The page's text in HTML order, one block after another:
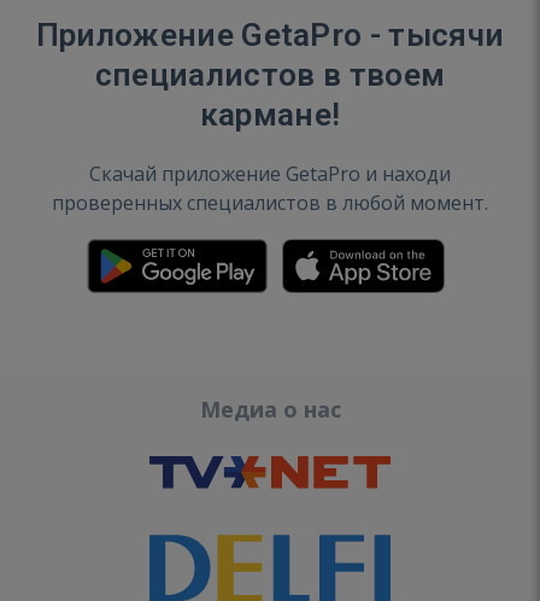
Приложение GetaPro - тысячи
специалистов в твоем
кармане!
Скачай приложение GetaPro и находи
проверенных специалистов в любой момент.
Медиа о нас